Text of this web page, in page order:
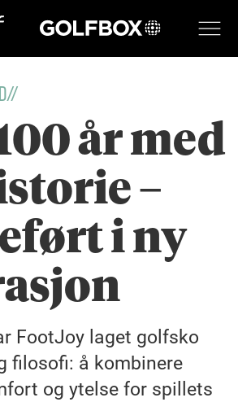
GOLFBOX
år med
–
i ny
FootJoy laget golfsko
filosofi: å kombinere
og ytelse for spillets